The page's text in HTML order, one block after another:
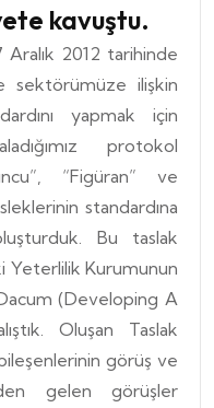
kavuştu.
Aralık 2012 tarihinde
sektörümüze ilişkin
yapmak için
protokol
“Figüran” ve
standardına
Bu taslak
Yeterlilik Kurumunun
Dacum (Developing A
Oluşan Taslak
görüş ve
gelen görüşler